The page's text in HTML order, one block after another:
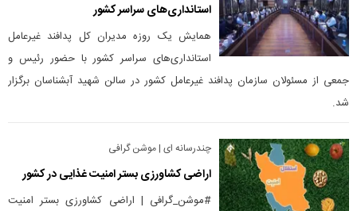
استانداری‌های سراسر کشور
همایش یک روزه مدیران کل پدافند غیرعامل
استانداری‌های سراسر کشور با حضور رئیس و
جمعی از مسئولان سازمان پدافند غیرعامل کشور در سالن شهید آبشناسان برگزار
شد.
چندرسانه ای | موشن گرافی
اراضی کشاورزی بستر امنیت غذایی در کشور
#موشن_گرافی | اراضی کشاورزی بستر امنیت